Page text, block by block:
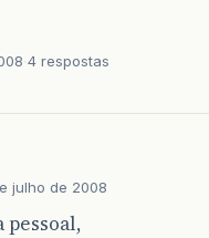
4 respostas
julho de 2008
pessoal,